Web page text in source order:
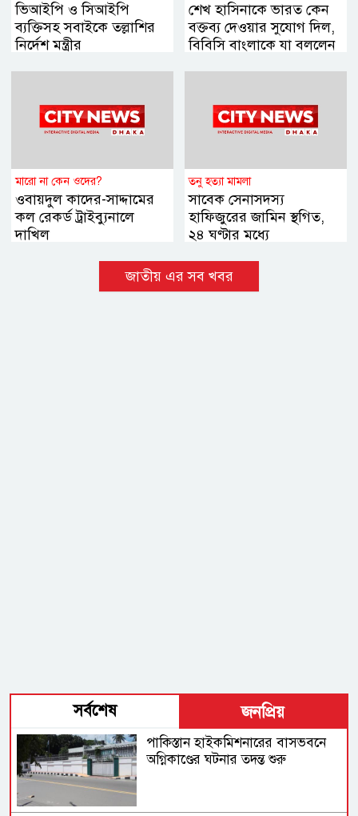
ভিআইপি ও সিআইপি
ব্যক্তিসহ সবাইকে তল্লাশির
নির্দেশ মন্ত্রীর
শেখ হাসিনাকে ভারত কেন
বক্তব্য দেওয়ার সুযোগ দিল,
বিবিসি বাংলাকে যা বললেন
মারো না কেন ওদের?
ওবায়দুল কাদের-সাদ্দামের
কল রেকর্ড ট্রাইব্যুনালে
দাখিল
তনু হত্যা মামলা
সাবেক সেনাসদস্য
হাফিজুরের জামিন স্থগিত,
২৪ ঘণ্টার মধ্যে
জাতীয় এর সব খবর
সর্বশেষ জনপ্রিয়
পাকিস্তান হাইকমিশনারের বাসভবনে
অগ্নিকাণ্ডের ঘটনার তদন্ত শুরু